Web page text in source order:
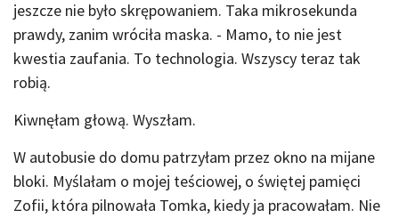
jeszcze nie było skrępowaniem. Taka mikrosekunda
prawdy, zanim wróciła maska. - Mamo, to nie jest
kwestia zaufania. To technologia. Wszyscy teraz tak
robią.
Kiwnęłam głową. Wyszłam.
W autobusie do domu patrzyłam przez okno na mijane
bloki. Myślałam o mojej teściowej, o świętej pamięci
Zofii, która pilnowała Tomka, kiedy ja pracowałam. Nie